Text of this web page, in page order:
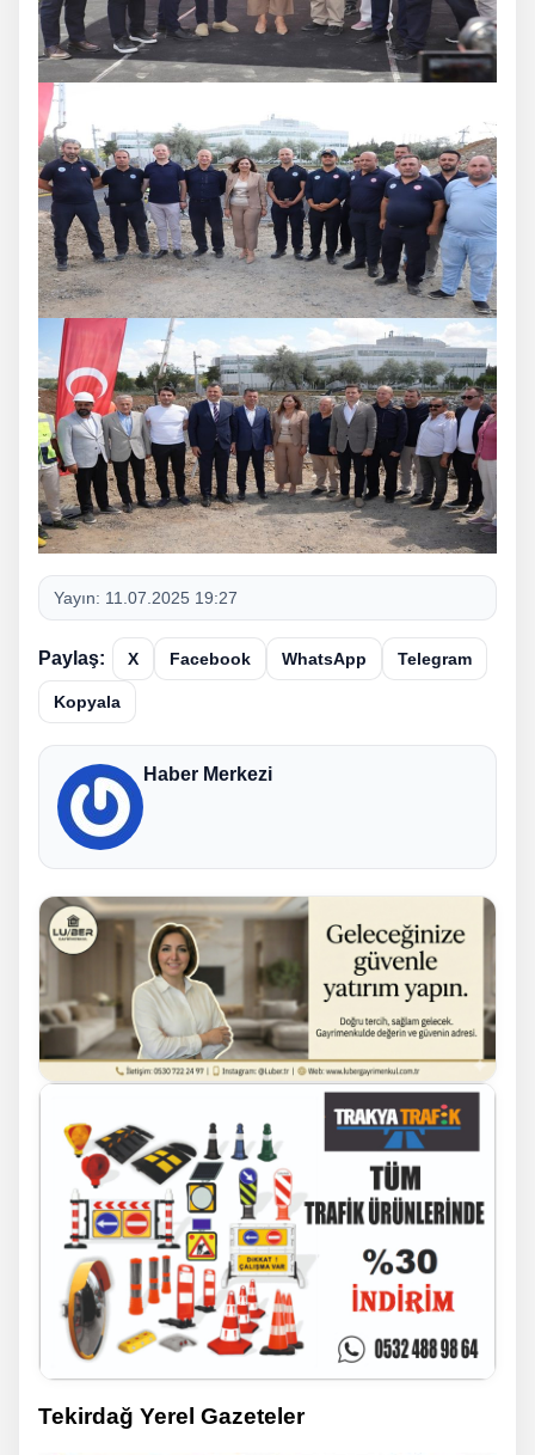
Yayın: 11.07.2025 19:27
Paylaş: X Facebook WhatsApp Telegram
Kopyala
Haber Merkezi
Tekirdağ Yerel Gazeteler